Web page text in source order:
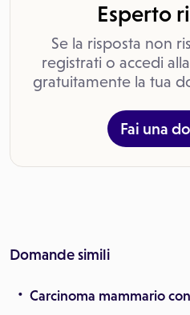
Esperto
Se la risposta non
registrati o accedi
gratuitamente la tua
Fai una
Domande simili
Carcinoma mammario